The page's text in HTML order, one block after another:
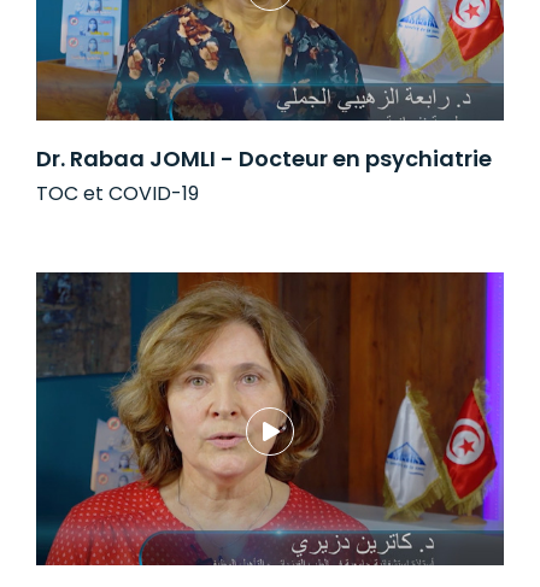
Dr. Rabaa JOMLI - Docteur en psychiatrie
TOC et COVID-19